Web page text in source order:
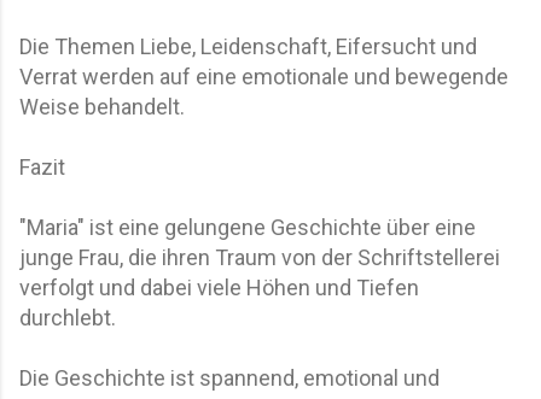
Die Themen Liebe, Leidenschaft, Eifersucht und
Verrat werden auf eine emotionale und bewegende
Weise behandelt.
Fazit
"Maria" ist eine gelungene Geschichte über eine
junge Frau, die ihren Traum von der Schriftstellerei
verfolgt und dabei viele Höhen und Tiefen
durchlebt.
Die Geschichte ist spannend, emotional und